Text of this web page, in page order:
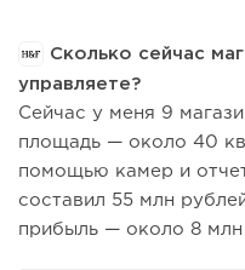
Сколько сейчас
управляете?
Сейчас у меня 9
площадь — около 40
помощью камер и
составил 55 млн
прибыль — около 8 млн